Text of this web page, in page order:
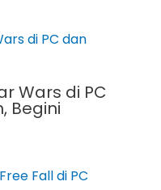
Wars di PC
Begini